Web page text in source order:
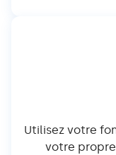
Utilisez votre
votre